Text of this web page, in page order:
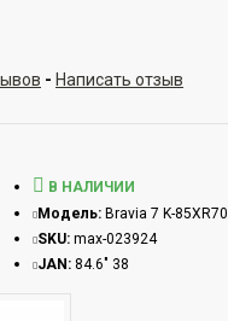
- Написать отзыв
В НАЛИЧИИ
Модель: Bravia 7 K-85XR70
SKU: max-023924
JAN: 84.6" 38